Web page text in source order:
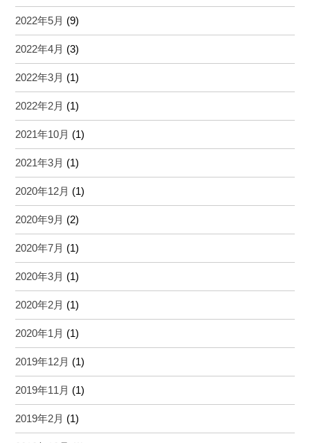
2022年5月 (9)
2022年4月 (3)
2022年3月 (1)
2022年2月 (1)
2021年10月 (1)
2021年3月 (1)
2020年12月 (1)
2020年9月 (2)
2020年7月 (1)
2020年3月 (1)
2020年2月 (1)
2020年1月 (1)
2019年12月 (1)
2019年11月 (1)
2019年2月 (1)